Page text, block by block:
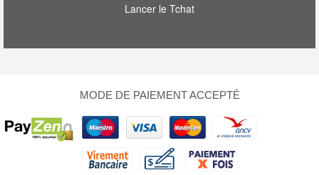
Lancer le Tchat
MODE DE PAIEMENT ACCEPTÉ